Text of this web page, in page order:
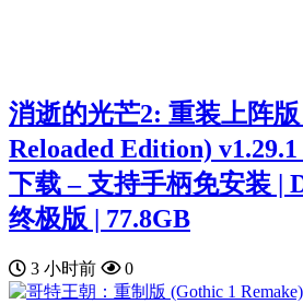
消逝的光芒2: 重装上阵
Reloaded Edition)
下载 – 支持手柄免安装 |
终极版 | 77.8GB
3 小时前 0